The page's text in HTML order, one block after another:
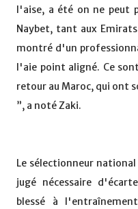
l'aise, a été on ne peut
Naybet, tant aux
montré d'un
l'aie point aligné. Ce
retour au Maroc, qui ont
”, a noté Zaki.
Le sélectionneur
jugé nécessaire
blessé à